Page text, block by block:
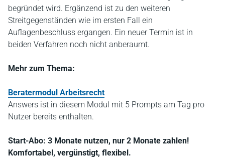
begründet wird. Ergänzend ist zu den weiteren
Streitgegenständen wie im ersten Fall ein
Auflagenbeschluss ergangen. Ein neuer Termin ist in
beiden Verfahren noch nicht anberaumt.
Mehr zum Thema:
Beratermodul Arbeitsrecht
Answers ist in diesem Modul mit 5 Prompts am Tag pro
Nutzer bereits enthalten.
Start-Abo: 3 Monate nutzen, nur 2 Monate zahlen!
Komfortabel, vergünstigt, flexibel.